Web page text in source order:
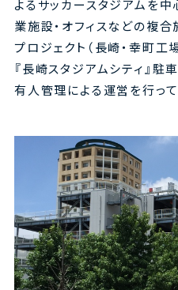
よるサッカースタジアムを中
業施設・オフィスなどの複
プロジェクト（長崎・幸町工
『長崎スタジアムシティ』駐
有人管理による運営を行って